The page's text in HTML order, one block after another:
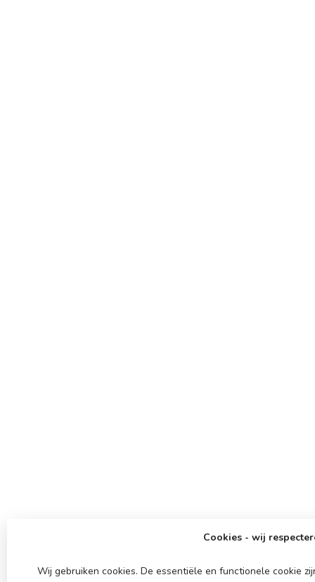
Cookies - wij
Wij gebruiken cookies. De essentiële en functionele cookie